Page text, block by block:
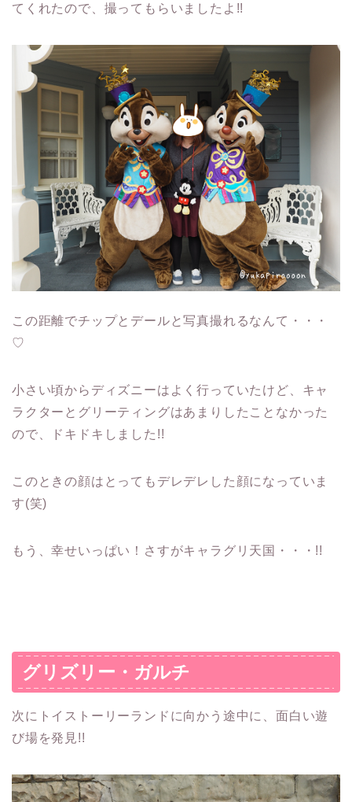
てくれたので、撮ってもらいましたよ!!
この距離でチップとデールと写真撮れるなんて・・・
♡
小さい頃からディズニーはよく行っていたけど、キャ
ラクターとグリーティングはあまりしたことなかった
ので、ドキドキしました!!
このときの顔はとってもデレデレした顔になっていま
す(笑)
もう、幸せいっぱい！さすがキャラグリ天国・・・!!
グリズリー・ガルチ
次にトイストーリーランドに向かう途中に、面白い遊
び場を発見!!